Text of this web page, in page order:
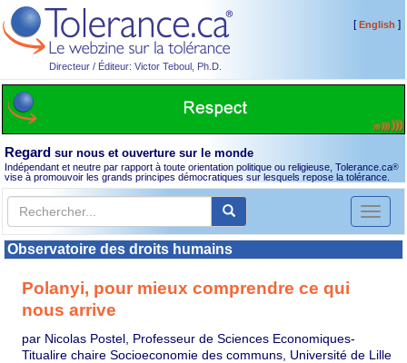
Directeur / Éditeur: Victor Teboul, Ph.D.
[English ]
Regard sur nous et ouverture sur le monde
Indépendant et neutre par rapport à toute orientation politique ou religieuse, Tolerance.ca®
vise à promouvoir les grands principes démocratiques sur lesquels repose la tolérance.
Toggle
Observatoire des droits humains
Polanyi, pour mieux comprendre ce qui
nous arrive
par Nicolas Postel, Professeur de Sciences Economiques-
Titualire chaire Socioeconomie des communs, Université de Lille